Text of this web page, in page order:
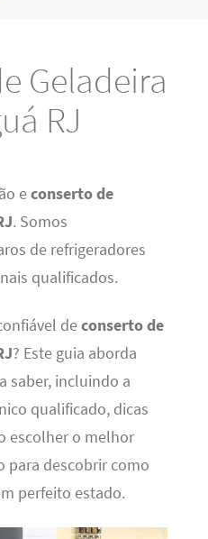
Geladeira
RJ
econserto de
. Somos
de refrigeradores
qualificados.
deconserto de
? Este guia aborda
saber, incluindo a
qualificado, dicas
escolher o melhor
para descobrir como
perfeito estado.